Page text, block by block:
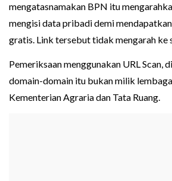
mengatasnamakan BPN itu
mengisi data pribadi demi
gratis. Link tersebut tidak mengarah ke
Pemeriksaan menggunakan URL Scan,
domain-domain itu bukan milik
Kementerian Agraria dan Tata Ruang.